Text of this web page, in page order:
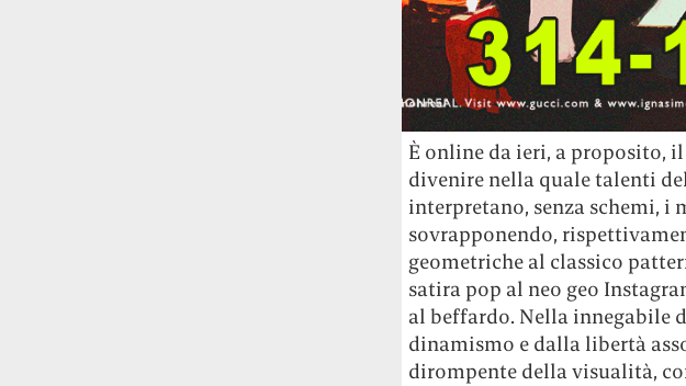
È online da ieri, a proposito,
divenire nella quale talenti
interpretano, senza schemi, i
sovrapponendo,
geometriche al classico
satira pop al neo geo
al beffardo. Nella innegabile
dinamismo e dalla libertà
dirompente della visualità,